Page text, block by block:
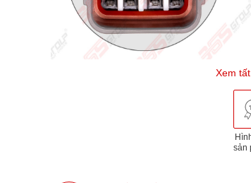
Xem
sản